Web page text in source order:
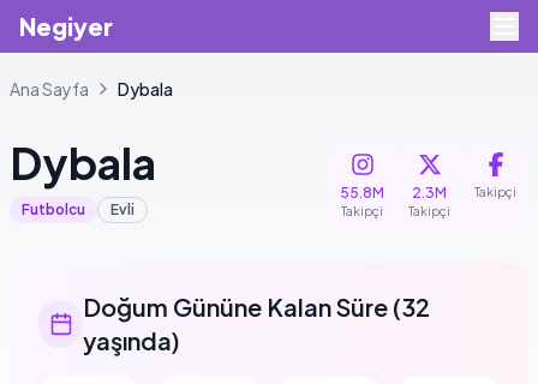
Negiyer
Ana Sayfa Dybala
Dybala
Futbolcu Evli
55.8M
Takipçi
2.3M
Takipçi
Takipçi
Doğum Gününe Kalan Süre (32
yaşında)